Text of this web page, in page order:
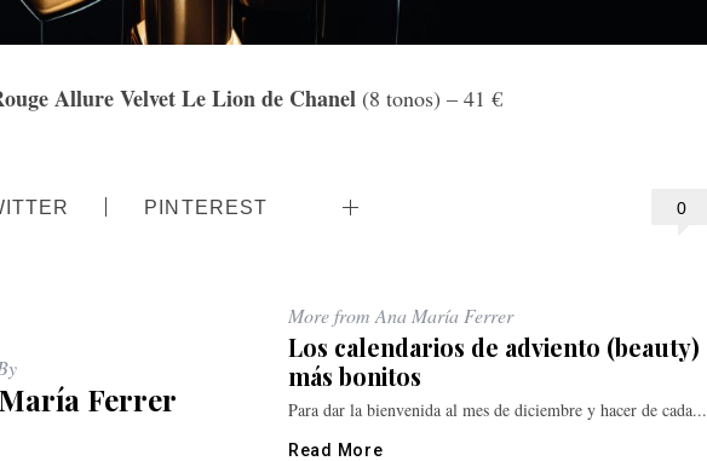
Allure Velvet Le Lion de Chanel (8 tonos) – 41 €
0
PINTEREST
Ferrer
More from Ana María Ferrer
Los calendarios de adviento (beauty)
más bonitos
Para dar la bienvenida al mes de diciembre y hacer de cada...
Read More